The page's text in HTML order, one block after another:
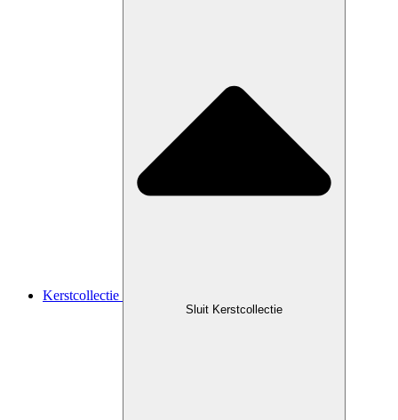
Kerstcollectie
Sluit Kerstcollectie